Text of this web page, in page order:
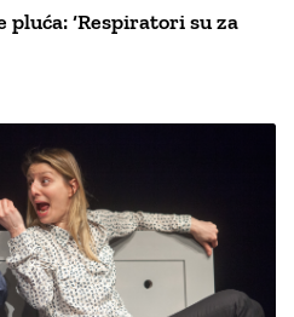
‘Respiratori su za